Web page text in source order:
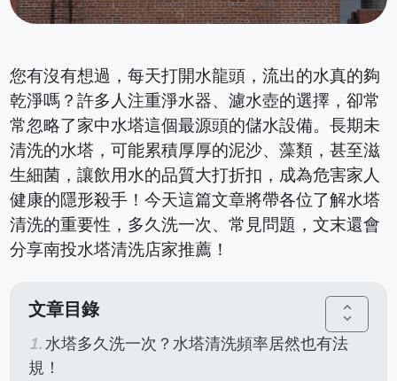
您有沒有想過，每天打開水龍頭，流出的水真的夠
乾淨嗎？許多人注重淨水器、濾水壺的選擇，卻常
常忽略了家中水塔這個最源頭的儲水設備。長期未
清洗的水塔，可能累積厚厚的泥沙、藻類，甚至滋
生細菌，讓飲用水的品質大打折扣，成為危害家人
健康的隱形殺手！今天這篇文章將帶各位了解水塔
清洗的重要性，多久洗一次、常見問題，文末還會
分享南投水塔清洗店家推薦！
文章目錄 unfold_more
水塔多久洗一次？水塔清洗頻率居然也有法
規！